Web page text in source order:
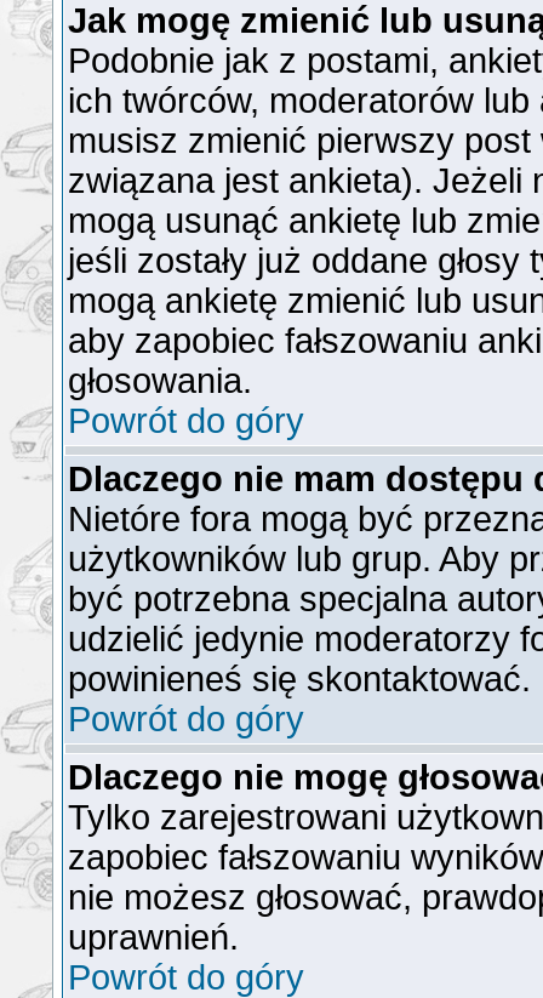
Jak mogę zmienić lub
Podobnie jak z postami,
ich twórców, moderatorów
musisz zmienić pierwszy
związana jest ankieta). Jeżeli
mogą usunąć ankietę lub
jeśli zostały już oddane
mogą ankietę zmienić lub
aby zapobiec fałszowaniu
głosowania.
Powrót do góry
Dlaczego nie mam dostępu
Nietóre fora mogą być
użytkowników lub grup. Aby
być potrzebna specjalna
udzielić jedynie moderatorzy
powinieneś się skontaktować.
Powrót do góry
Dlaczego nie mogę
Tylko zarejestrowani
zapobiec fałszowaniu
nie możesz głosować,
uprawnień.
Powrót do góry